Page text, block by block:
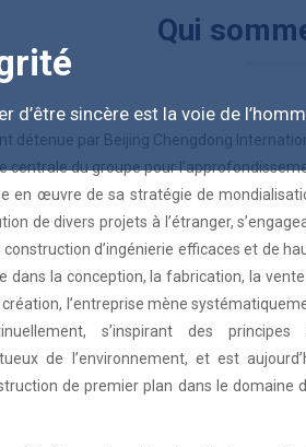
d’être sincère est la voie de
Qui
détenue par Beijing Chengdong
du groupe pour
en œuvre de sa stratégie de
de divers projets à l’étranger,
d’ingénierie efficaces et de
dans la conception, la fabrication, la
l’entreprise mène
s’inspirant des principes
de l’environnement, et est
de premier plan dans le domaine